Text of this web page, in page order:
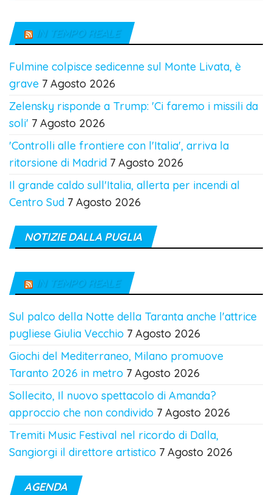
IN TEMPO REALE
Fulmine colpisce sedicenne sul Monte Livata, è
grave 7 Agosto 2026
Zelensky risponde a Trump: 'Ci faremo i missili da
soli' 7 Agosto 2026
'Controlli alle frontiere con l'Italia', arriva la
ritorsione di Madrid 7 Agosto 2026
Il grande caldo sull'Italia, allerta per incendi al
Centro Sud 7 Agosto 2026
NOTIZIE DALLA PUGLIA
IN TEMPO REALE
Sul palco della Notte della Taranta anche l'attrice
pugliese Giulia Vecchio 7 Agosto 2026
Giochi del Mediterraneo, Milano promuove
Taranto 2026 in metro 7 Agosto 2026
Sollecito, Il nuovo spettacolo di Amanda?
approccio che non condivido 7 Agosto 2026
Tremiti Music Festival nel ricordo di Dalla,
Sangiorgi il direttore artistico 7 Agosto 2026
AGENDA